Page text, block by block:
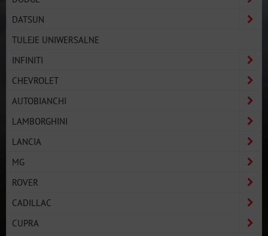
DATSUN
TULEJE UNIWERSALNE
INFINITI
CHEVROLET
AUTOBIANCHI
LAMBORGHINI
LANCIA
MG
ROVER
CADILLAC
CUPRA